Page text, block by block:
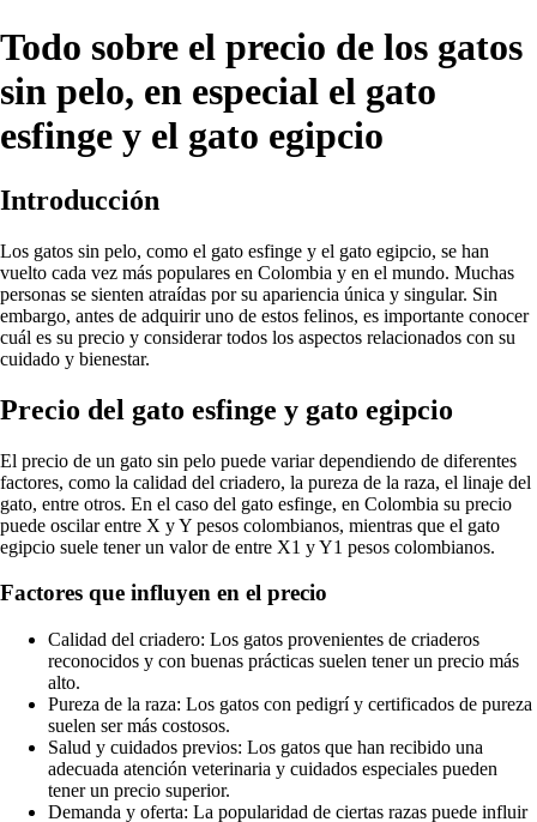
Todo sobre el precio de los gatos
sin pelo, en especial el gato
esfinge y el gato egipcio
Introducción
Los gatos sin pelo, como el gato esfinge y el gato egipcio, se han
vuelto cada vez más populares en Colombia y en el mundo. Muchas
personas se sienten atraídas por su apariencia única y singular. Sin
embargo, antes de adquirir uno de estos felinos, es importante conocer
cuál es su precio y considerar todos los aspectos relacionados con su
cuidado y bienestar.
Precio del gato esfinge y gato egipcio
El precio de un gato sin pelo puede variar dependiendo de diferentes
factores, como la calidad del criadero, la pureza de la raza, el linaje del
gato, entre otros. En el caso del gato esfinge, en Colombia su precio
puede oscilar entre X y Y pesos colombianos, mientras que el gato
egipcio suele tener un valor de entre X1 y Y1 pesos colombianos.
Factores que influyen en el precio
Calidad del criadero: Los gatos provenientes de criaderos
reconocidos y con buenas prácticas suelen tener un precio más
alto.
Pureza de la raza: Los gatos con pedigrí y certificados de pureza
suelen ser más costosos.
Salud y cuidados previos: Los gatos que han recibido una
adecuada atención veterinaria y cuidados especiales pueden
tener un precio superior.
Demanda y oferta: La popularidad de ciertas razas puede influir